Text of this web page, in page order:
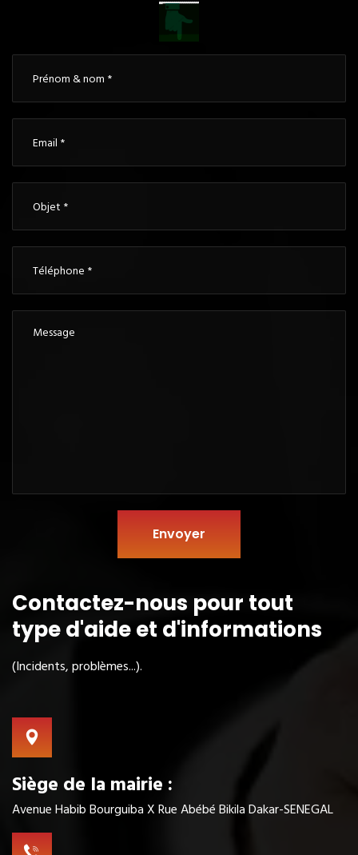
Envoyer
Contactez-nous pour tout
typed'aide et d'informations
(Incidents, problèmes...).
Siège de la mairie :
Avenue Habib Bourguiba X Rue Abébé Bikila Dakar-SENEGAL